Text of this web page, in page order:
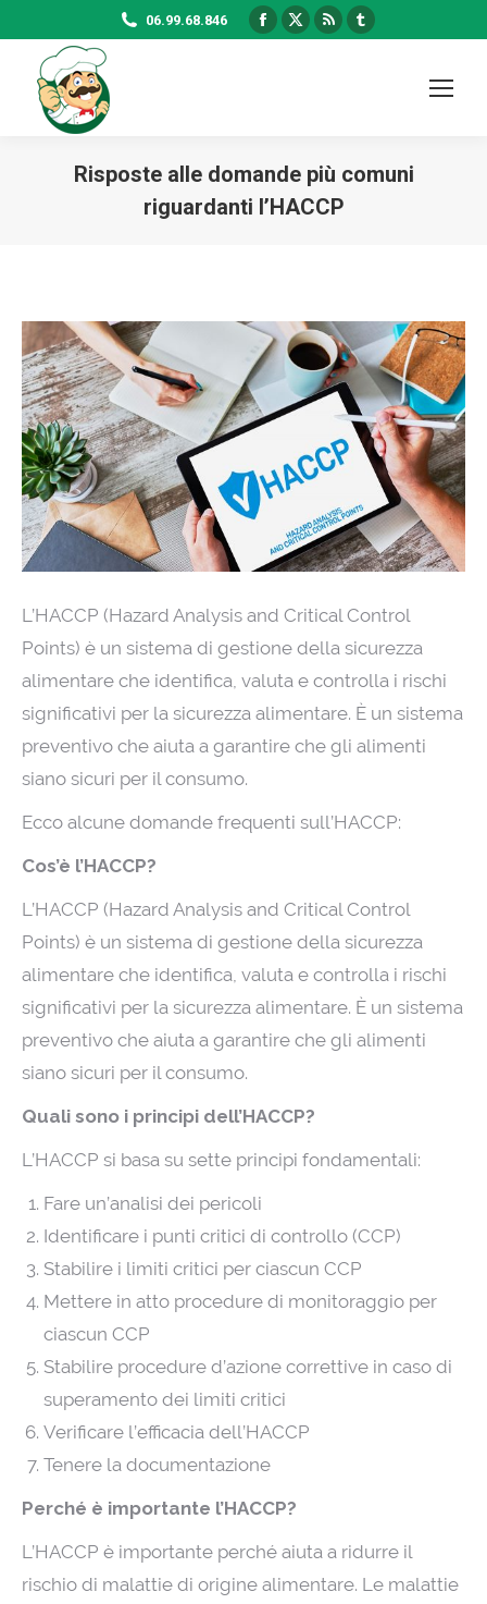
06.99.68.846
Facebook
window
X
window
Rss Tumblr
window
Risposte alle domande più comuni
riguardanti l’HACCP
L’HACCP (Hazard Analysis and Critical Control
Points) è un sistema di gestione della sicurezza
alimentare che identifica, valuta e controlla i rischi
significativi per la sicurezza alimentare. È un sistema
preventivo che aiuta a garantire che gli alimenti
siano sicuri per il consumo.
Ecco alcune domande frequenti sull’HACCP:
Cos’è l’HACCP?
L’HACCP (Hazard Analysis and Critical Control
Points) è un sistema di gestione della sicurezza
alimentare che identifica, valuta e controlla i rischi
significativi per la sicurezza alimentare. È un sistema
preventivo che aiuta a garantire che gli alimenti
siano sicuri per il consumo.
Quali sono i principi dell’HACCP?
L’HACCP si basa su sette principi fondamentali:
Fare un’analisi dei pericoli
Identificare i punti critici di controllo (CCP)
Stabilire i limiti critici per ciascun CCP
Mettere in atto procedure di monitoraggio per
ciascun CCP
Stabilire procedure d’azione correttive in caso di
superamento dei limiti critici
Verificare l’efficacia dell’HACCP
Tenere la documentazione
Perché è importante l’HACCP?
L’HACCP è importante perché aiuta a ridurre il
rischio di malattie di origine alimentare. Le malattie